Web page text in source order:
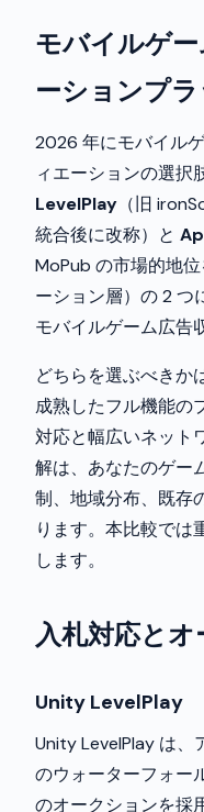
モバイルゲ
ーションプ
2026 年にモバイル
ィエーションの選択
LevelPlay （旧
統合後に改称）と
MoPub の市場的地
ーション層）の 2 つ
モバイルゲーム広告
どちらを選ぶべきか
成熟したフル機能の
対応と幅広いネット
解は、あなたのゲー
制、地域分布、既存
ります。本比較では
します。
入札対応と
Unity LevelPlay
Unity LevelPlay は、
のウォーターフォー
のオークションを採